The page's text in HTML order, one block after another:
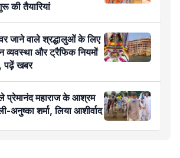
की तैयारियां
जाने वाले श्रद्धालुओं के लिए
व्यवस्था और ट्रैफिक नियमों
पढ़ें खबर
प्रेमानंद महाराज के आश्रम
अनुष्का शर्मा, लिया आशीर्वाद